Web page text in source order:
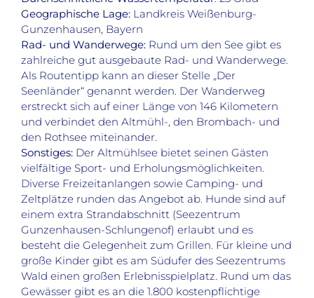
Geographische Lage: Landkreis Weißenburg-
Gunzenhausen, Bayern
Rad- und Wanderwege: Rund um den See gibt es
zahlreiche gut ausgebaute Rad- und Wanderwege.
Als Routentipp kann an dieser Stelle „Der
Seenländer“ genannt werden. Der Wanderweg
erstreckt sich auf einer Länge von 146 Kilometern
und verbindet den Altmühl-, den Brombach- und
den Rothsee miteinander.
Sonstiges: Der Altmühlsee bietet seinen Gästen
vielfältige Sport- und Erholungsmöglichkeiten.
Diverse Freizeitanlangen sowie Camping- und
Zeltplätze runden das Angebot ab. Hunde sind auf
einem extra Strandabschnitt (Seezentrum
Gunzenhausen-Schlungenof) erlaubt und es
besteht die Gelegenheit zum Grillen. Für kleine und
große Kinder gibt es am Südufer des Seezentrums
Wald einen großen Erlebnisspielplatz. Rund um das
Gewässer gibt es an die 1.800 kostenpflichtige